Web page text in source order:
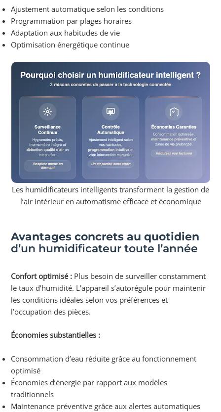
Ajustement automatique selon les conditions
Programmation par plages horaires
Adaptation aux habitudes de vie
Optimisation énergétique continue
Les humidificateurs intelligents transforment la gestion de
l’air intérieur en automatisme efficace et économique
Avantages concrets au quotidien
d’un humidificateur toute l’année
Confort optimisé : Plus besoin de surveiller constamment
le taux d’humidité. L’appareil s’autorégule pour maintenir
les conditions idéales selon vos préférences et
l’occupation des pièces.
Économies substantielles :
Consommation d’eau réduite grâce au fonctionnement
optimisé
Économies d’énergie par rapport aux modèles
traditionnels
Maintenance préventive grâce aux alertes automatiques